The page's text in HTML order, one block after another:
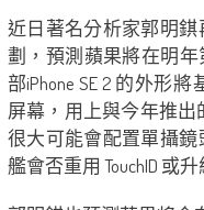
近日著名分析家郭明
劃，預測蘋果將在明年
部iPhone SE 2 的外形
屏幕，用上與今年推出
很大可能會配置單攝
艦會否重用 TouchID 或升